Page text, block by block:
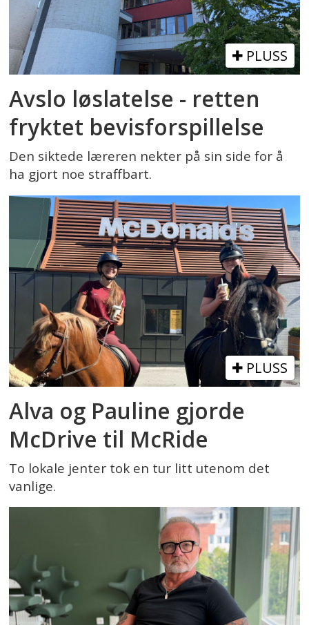
PLUSS
Avslo løslatelse - retten
fryktet bevisforspillelse
Den siktede læreren nekter på sin side for å
ha gjort noe straffbart.
PLUSS
Alva og Pauline gjorde
McDrive til McRide
To lokale jenter tok en tur litt utenom det
vanlige.